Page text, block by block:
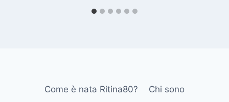
Come è nata Ritina80?
Chi sono